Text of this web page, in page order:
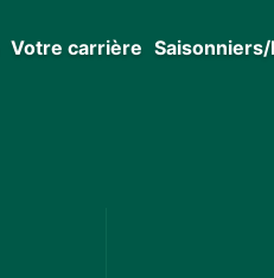
Votre carrière